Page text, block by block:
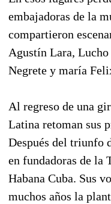
embajadoras de la
compartieron
Agustín Lara,
Negrete y maría
Al regreso de una
Latina retoman sus
Después del triunfo
en fundadoras de la
Habana Cuba. Sus
muchos años la